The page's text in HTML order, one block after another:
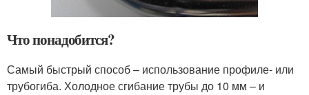
Что понадобится?
Самый быстрый способ – использование профиле- или
трубогиба. Холодное сгибание трубы до 10 мм – и